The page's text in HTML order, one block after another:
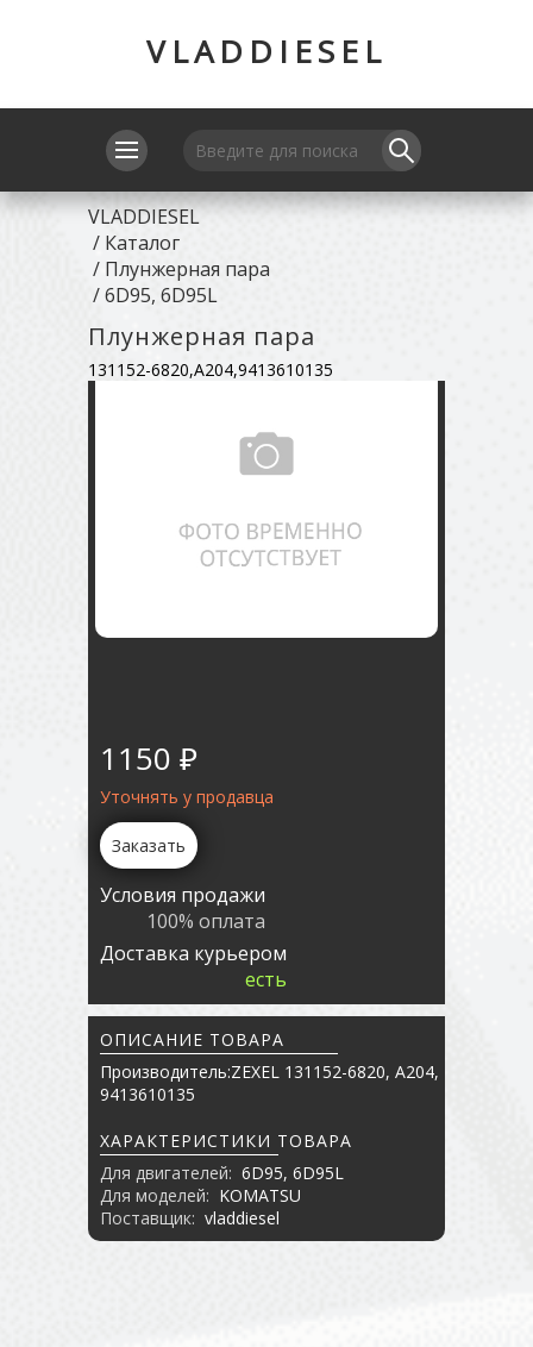
VLADDIESEL
VLADDIESEL
/ Каталог
/ Плунжерная пара
/6D95, 6D95L
Плунжерная пара
131152-6820,A204,9413610135
1150 ₽
Уточнять у продавца
Заказать
Условия продажи
100% оплата
Доставка курьером
есть
ОПИСАНИЕ ТОВАРА
Производитель:ZEXEL 131152-6820, A204,
9413610135
ХАРАКТЕРИСТИКИ ТОВАРА
Для двигателей: 6D95, 6D95L
Для моделей: KOMATSU
Поставщик: vladdiesel